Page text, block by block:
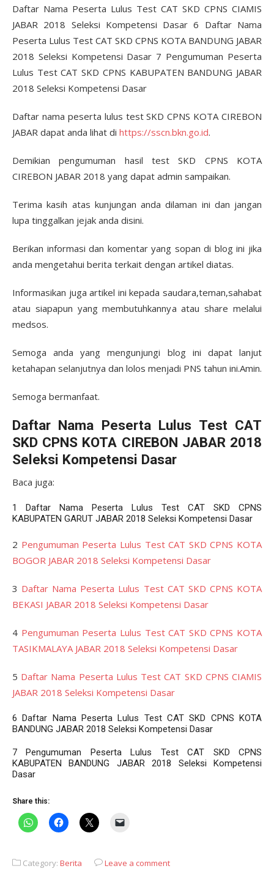
Daftar nama peserta lulus test SKD CPNS KOTA CIREBON
JABAR dapat anda lihat di https://sscn.bkn.go.id.
Demikian pengumuman hasil test SKD CPNS KOTA
CIREBON JABAR 2018 yang dapat admin sampaikan.
Terima kasih atas kunjungan anda dilaman ini dan jangan
lupa tinggalkan jejak anda disini.
Berikan informasi dan komentar yang sopan di blog ini jika
anda mengetahui berita terkait dengan artikel diatas.
Informasikan juga artikel ini kepada saudara,teman,sahabat
atau siapapun yang membutuhkannya atau share melalui
medsos.
Semoga anda yang mengunjungi blog ini dapat lanjut
ketahapan selanjutnya dan lolos menjadi PNS tahun ini.Amin.
Semoga bermanfaat.
Daftar Nama Peserta Lulus Test CAT
SKD CPNS KOTA CIREBON JABAR 2018
Seleksi Kompetensi Dasar
Baca juga:
1 Daftar Nama Peserta Lulus Test CAT SKD CPNS
KABUPATEN GARUT JABAR 2018 Seleksi Kompetensi Dasar
2 Pengumuman Peserta Lulus Test CAT SKD CPNS KOTA
BOGOR JABAR 2018 Seleksi Kompetensi Dasar
3 Daftar Nama Peserta Lulus Test CAT SKD CPNS KOTA
BEKASI JABAR 2018 Seleksi Kompetensi Dasar
4 Pengumuman Peserta Lulus Test CAT SKD CPNS KOTA
TASIKMALAYA JABAR 2018 Seleksi Kompetensi Dasar
5 Daftar Nama Peserta Lulus Test CAT SKD CPNS CIAMIS
JABAR 2018 Seleksi Kompetensi Dasar
6Daftar Nama Peserta Lulus Test CAT SKD CPNS KOTA
BANDUNG JABAR 2018 Seleksi Kompetensi Dasar
7Pengumuman Peserta Lulus Test CAT SKD CPNS
KABUPATEN BANDUNG JABAR 2018 Seleksi Kompetensi
Dasar
Share this:
Category: Berita Leave a comment